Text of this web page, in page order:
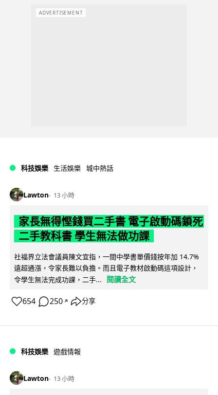
ADVERTISEMENT
科技娛樂 生活娛樂 城中熱話
Lawton 13 小時
家長無得慳錢買二手書 電子啟動碼鎖死
二手教科書 學生無法做功課
社福界立法會議員陳文宜指，一間中學書單價錢按年加 14.7%
遠超通漲，令家長難以負擔。而且電子教材啟動碼這項設計，
令學生無法完成功課，二手...
閱讀全文
654 250 ↗ 分享
科技娛樂 遊戲情報
Lawton 13 小時